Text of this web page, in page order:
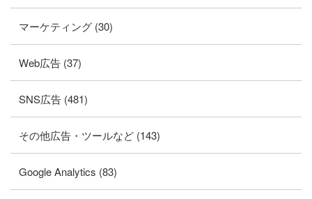
マーケティング (30)
Web広告 (37)
SNS広告 (481)
その他広告・ツールなど (143)
Google Analytics (83)